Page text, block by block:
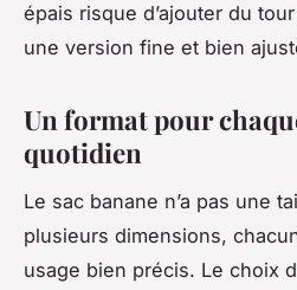
épais risque d’ajouter du
une version fine et bien
Un format pour
quotidien
Le sac banane n’a pas une
plusieurs dimensions,
usage bien précis. Le choix